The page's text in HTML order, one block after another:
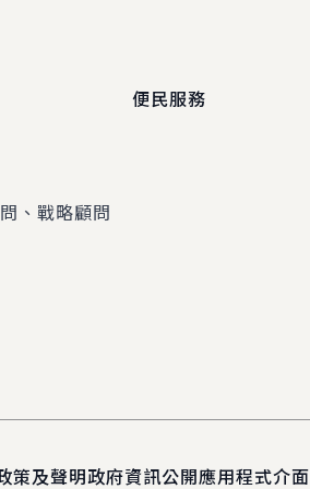
、戰略顧問
便民服務
策及聲明政府資訊公開應用程式介面